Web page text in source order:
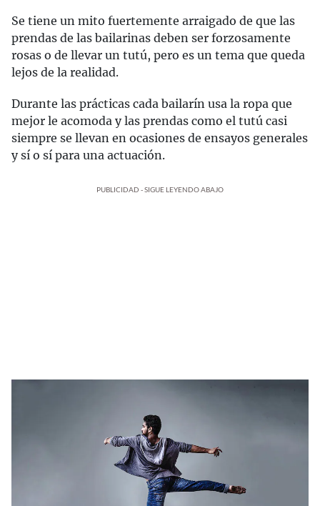
Se tiene un mito fuertemente arraigado de que las
prendas de las bailarinas deben ser forzosamente
rosas o de llevar un tutú, pero es un tema que queda
lejos de la realidad.
Durante las prácticas cada bailarín usa la ropa que
mejor le acomoda y las prendas como el tutú casi
siempre se llevan en ocasiones de ensayos generales
y sí o sí para una actuación.
PUBLICIDAD - SIGUE LEYENDO ABAJO